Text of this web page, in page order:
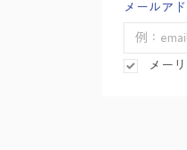
メールア
メー